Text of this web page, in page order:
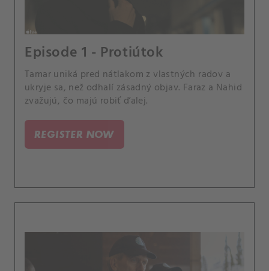
Episode 1 - Protiútok
Tamar uniká pred nátlakom z vlastných radov a
ukryje sa, než odhalí zásadný objav. Faraz a Nahid
zvažujú, čo majú robiť ďalej.
REGISTER NOW